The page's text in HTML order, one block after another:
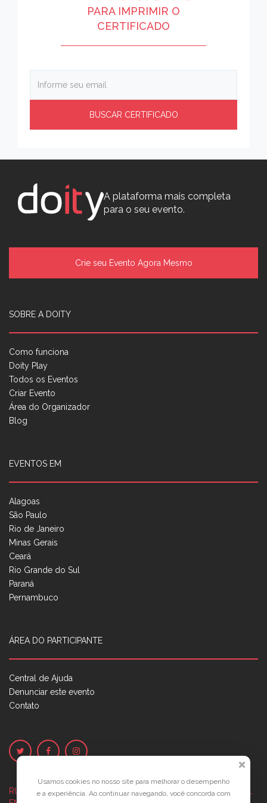
PARA IMPRIMIR O
CERTIFICADO
A plataforma mais completa
para o seu evento.
Crie seu Evento Agora Mesmo
SOBRE A DOITY
Como funciona
Doity Play
Todos os Eventos
Criar Evento
Área do Organizador
Blog
EVENTOS EM
Alagoas
São Paulo
Rio de Janeiro
Minas Gerais
Ceará
Rio Grande do Sul
Paraná
Pernambuco
ÁREA DO PARTICIPANTE
Central de Ajuda
Denunciar este evento
Contato
RUA JOSÉ PONTES DE MAGALHÃES, 70JATIÚCA, MACEIÓ - AL
Usamos cookies no nosso site para melhorar o desempenho
e a experiência. Ao continuar navegando, você concorda com